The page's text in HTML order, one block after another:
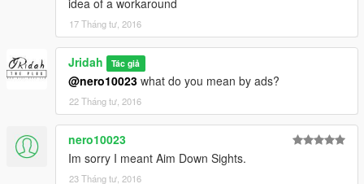
idea of a workaround
17 Tháng tư, 2016
Jridah Tác giả
@nero10023 what do you mean by ads?
22 Tháng tư, 2016
nero10023
Im sorry I meant Aim Down Sights.
23 Tháng tư, 2016